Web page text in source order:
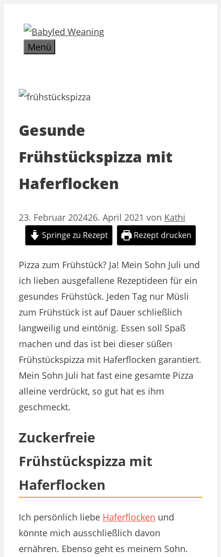
Inhalt
springenMenü
Gesunde
Frühstückspizza mit
Haferflocken
23. Februar 202426. April 2021 von Kathi
Springe zu Rezept Rezept drucken
Pizza zum Frühstück? Ja! Mein Sohn Juli und
ich lieben ausgefallene Rezeptideen für ein
gesundes Frühstück. Jeden Tag nur Müsli
zum Frühstück ist auf Dauer schließlich
langweilig und eintönig. Essen soll Spaß
machen und das ist bei dieser süßen
Frühstückspizza mit Haferflocken garantiert.
Mein Sohn Juli hat fast eine gesamte Pizza
alleine verdrückt, so gut hat es ihm
geschmeckt.
Zuckerfreie
Frühstückspizza mit
Haferflocken
Ich persönlich liebe Haferflocken und
könnte mich ausschließlich davon
ernähren. Ebenso geht es meinem Sohn.